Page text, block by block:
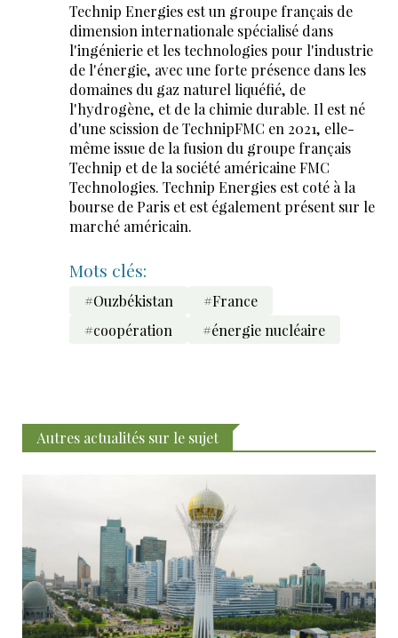
Technip Energies est un groupe français de
dimension internationale spécialisé dans
l'ingénierie et les technologies pour l'industrie
de l'énergie, avec une forte présence dans les
domaines du gaz naturel liquéfié, de
l'hydrogène, et de la chimie durable. Il est né
d'une scission de TechnipFMC en 2021, elle-
même issue de la fusion du groupe français
Technip et de la société américaine FMC
Technologies. Technip Energies est coté à la
bourse de Paris et est également présent sur le
marché américain.
Mots clés:
#Ouzbékistan
#France
#coopération
#énergie nucléaire
Autres actualités sur le sujet